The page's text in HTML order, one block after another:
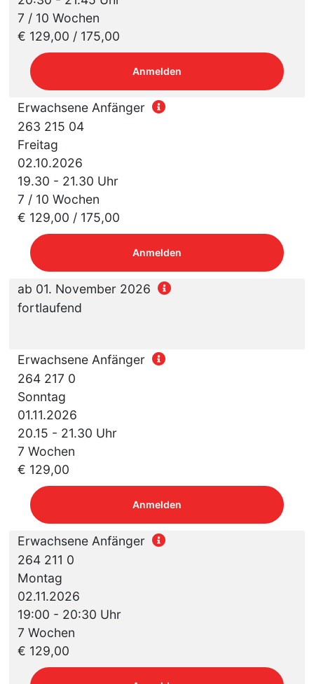
7 / 10 Wochen
€ 129,00 / 175,00
Anmelden
Erwachsene Anfänger
263 215 04
Freitag
02.10.2026
19.30 - 21.30 Uhr
7 / 10 Wochen
€ 129,00 / 175,00
Anmelden
ab 01. November 2026
fortlaufend
Erwachsene Anfänger
264 217 0
Sonntag
01.11.2026
20.15 - 21.30 Uhr
7 Wochen
€ 129,00
Anmelden
Erwachsene Anfänger
264 211 0
Montag
02.11.2026
19:00 - 20:30 Uhr
7 Wochen
€ 129,00